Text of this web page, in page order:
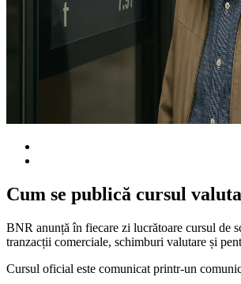
Cum se publică cursul
BNR anunță în fiecare zi lucrătoare cursul de
tranzacții comerciale, schimburi valutare și
Cursul oficial este comunicat printr-un